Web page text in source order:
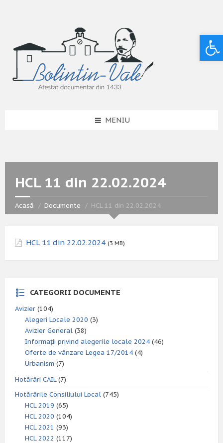
MENIU
HCL 11 din 22.02.2024
Acasă Documente HCL 11 din 22.02.2024
HCL 11 din 22.02.2024 (3 MB)
CATEGORII DOCUMENTE
Avizier (104)
Alegeri Locale 2020 (3)
Avizier General (38)
Informații privind alegerile locale 2024 (46)
Oferte de vânzare Legea 17/2014 (4)
Urbanism (7)
Hotărâri CAIL(7)
Hotărârile Consiliului Local (745)
HCL 2019 (65)
HCL 2020 (104)
HCL 2021 (93)
HCL 2022 (117)
Deschide bara de unelte